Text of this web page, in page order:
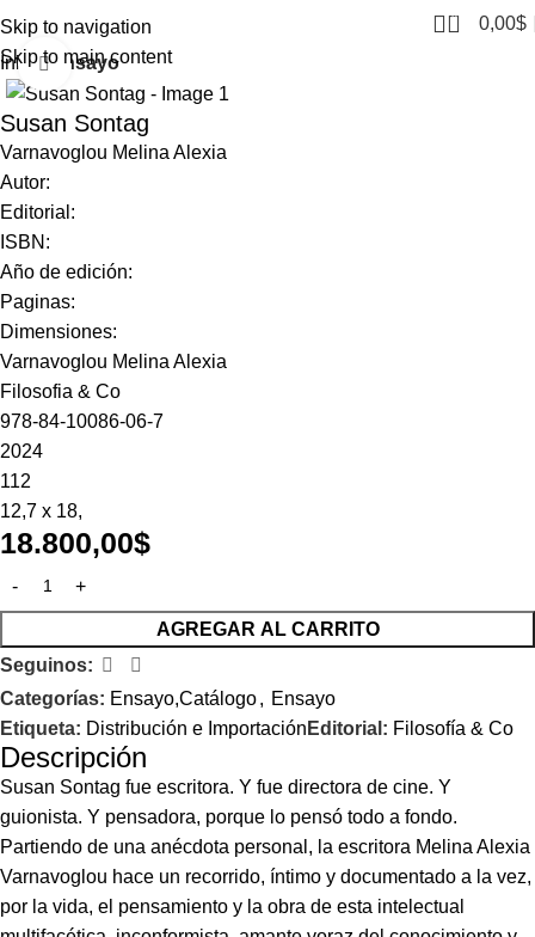
Skip to navigation
Skip to main content
0 0,00$
Inicio Ensayo
Click to enlarge
Susan Sontag
Varnavoglou Melina Alexia
Autor:
Editorial:
ISBN:
Año de edición:
Paginas:
Dimensiones:
Varnavoglou Melina Alexia
Filosofia & Co
978-84-10086-06-7
2024
112
12,7 x 18,
18.800,00$
AGREGAR AL CARRITO
Seguinos:
Categorías: Ensayo,Catálogo, Ensayo
Etiqueta: Distribución e Importación Editorial: Filosofía & Co
Descripción
Susan Sontag fue escritora. Y fue directora de cine. Y
guionista. Y pensadora, porque lo pensó todo a fondo.
Partiendo de una anécdota personal, la escritora Melina Alexia
Varnavoglou hace un recorrido, íntimo y documentado a la vez,
por la vida, el pensamiento y la obra de esta intelectual